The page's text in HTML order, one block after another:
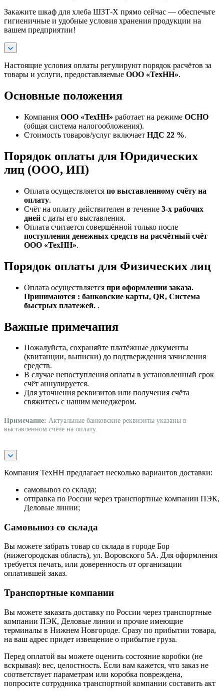
Закажите шкаф для хлеба ШЗТ‑Х прямо сейчас — обеспечьте
гигиеничные и удобные условия хранения продукции на
вашем предприятии!
Настоящие условия оплаты регулируют порядок расчётов за
товары и услуги, предоставляемые ООО «ТехНН».
Основные положения
Компания ООО «ТехНН» работает на режиме ОСНО
(общая система налогообложения).
Стоимость товаров/услуг включает НДС 22 %.
Порядок оплаты для Юридических
лиц (ООО, ИП)
Оплата осуществляется по выставленному счёту на
оплату.
Счёт на оплату действителен в течение 3‑х рабочих
дней с даты его выставления.
Оплата считается совершённой только после
поступления денежных средств на расчётный счёт
ООО «ТехНН».
Порядок оплаты для Физических лиц
Оплата осуществляется при оформлении заказа.
Принимаются : банковские карты, QR, Система
быстрых платежей. .
Важные примечания
Пожалуйста, сохраняйте платёжные документы
(квитанции, выписки) до подтверждения зачисления
средств.
В случае непоступления оплаты в установленный срок
счёт аннулируется.
Для уточнения реквизитов или получения счёта
свяжитесь с нашим менеджером.
Примечание: Актуальные банковские реквизиты указаны в
выставленном счёте на оплату.
Компания ТехНН предлагает несколько вариантов доставки:
самовывоз со склада;
отправка по России через транспортные компании ПЭК,
Деловые линии;
Самовывоз со склада
Вы можете забрать товар со склада в городе Бор
(нижегородская область), ул. Воровского 5А. Для оформления
требуется печать, или доверенность от организации
оплатившей заказ.
Транспортные компании
Вы можете заказать доставку по России через транспортные
компании ПЭК, Деловые линии и прочие имеющие
терминалы в Нижнем Новгороде. Сразу по прибытии товара,
на ваш адрес придет извещение о прибытие груза.
Перед оплатой вы можете оценить состояние коробки (не
вскрывая): вес, целостность. Если вам кажется, что заказ не
соответствует параметрам или коробка повреждена,
попросите сотрудника транспортной компании составить акт